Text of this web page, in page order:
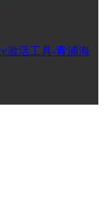
激活工具-青浦海